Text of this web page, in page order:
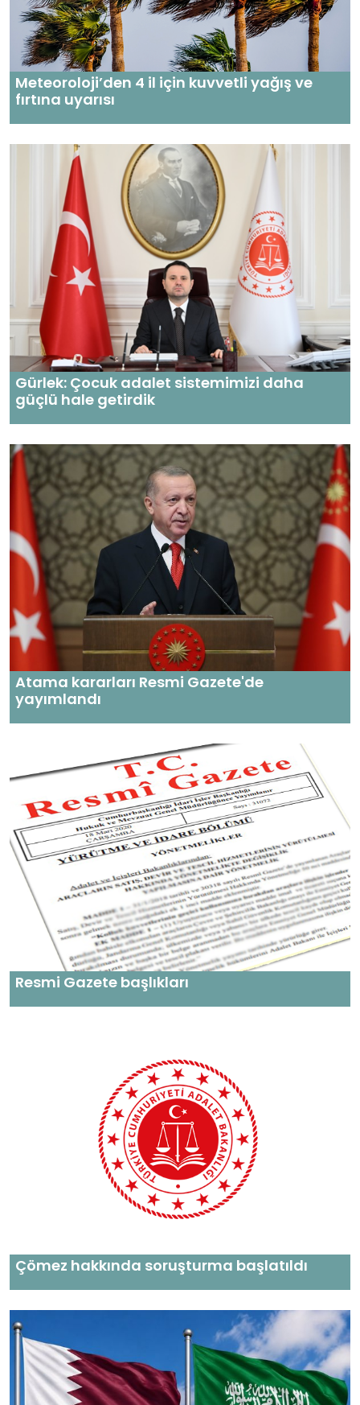
Meteoroloji’den 4 il için kuvvetli yağış ve
fırtına uyarısı
Gürlek: Çocuk adalet sistemimizi daha
güçlü hale getirdik
Atama kararları Resmi Gazete'de
yayımlandı
Resmi Gazete başlıkları
Çömez hakkında soruşturma başlatıldı